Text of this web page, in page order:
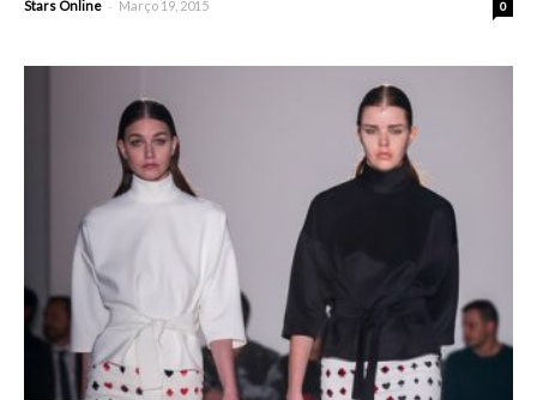
Stars Online - Março 19, 2015 0